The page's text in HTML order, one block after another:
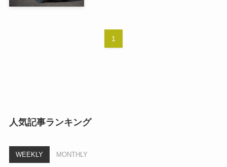
1
人気記事ランキング
WEEKLY MONTHLY